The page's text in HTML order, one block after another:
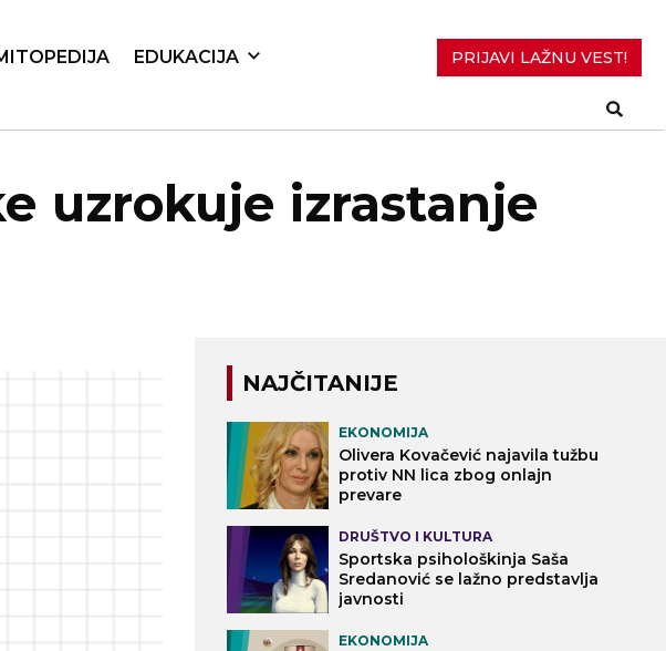
EDUKACIJA PRIJAVI LAŽNU VEST!
uzrokuje izrastanje
NAJČITANIJE
EKONOMIJA
Olivera Kovačević najavila tužbu
protiv NN lica zbog onlajn
prevare
DRUŠTVO I KULTURA
Sportska psihološkinja Saša
Sredanović se lažno predstavlja
javnosti
EKONOMIJA